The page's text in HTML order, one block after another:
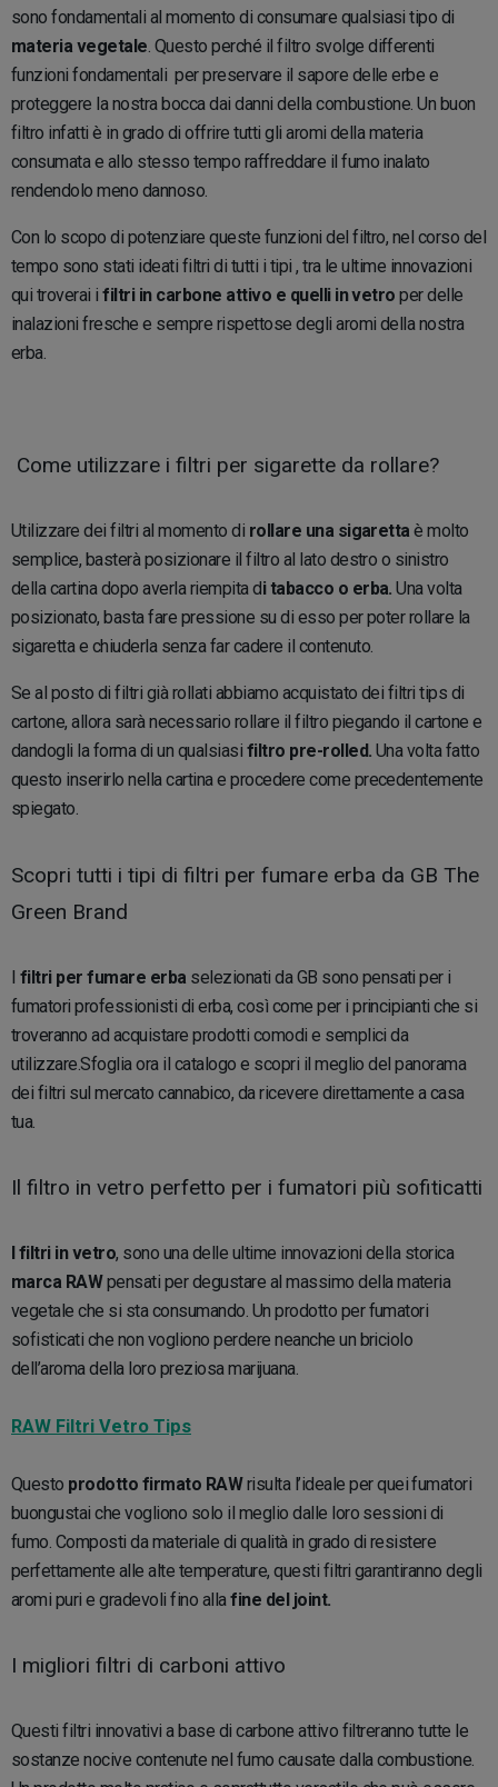
sono fondamentali al momento di consumare qualsiasi tipo di
materia vegetale. Questo perché il filtro svolge differenti
funzioni fondamentali per preservare il sapore delle erbe e
proteggere la nostra bocca dai danni della combustione. Un buon
filtro infatti è in grado di offrire tutti gli aromi della materia
consumata e allo stesso tempo raffreddare il fumo inalato
rendendolo meno dannoso.
Con lo scopo di potenziare queste funzioni del filtro, nel corso del
tempo sono stati ideati filtri di tutti i tipi , tra le ultime innovazioni
qui troverai i filtri in carbone attivo e quelli in vetro per delle
inalazioni fresche e sempre rispettose degli aromi della nostra
erba.
Come utilizzare i filtri per sigarette da rollare?
Utilizzare dei filtri al momento di rollare una sigaretta è molto
semplice, basterà posizionare il filtro al lato destro o sinistro
della cartina dopo averla riempita di tabacco o erba. Una volta
posizionato, basta fare pressione su di esso per poter rollare la
sigaretta e chiuderla senza far cadere il contenuto.
Se al posto di filtri già rollati abbiamo acquistato dei filtri tips di
cartone, allora sarà necessario rollare il filtro piegando il cartone e
dandogli la forma di un qualsiasi filtro pre-rolled. Una volta fatto
questo inserirlo nella cartina e procedere come precedentemente
spiegato.
Scopri tutti i tipi di filtri per fumare erba da GB The
Green Brand
I filtri per fumare erba selezionati da GB sono pensati per i
fumatori professionisti di erba, così come per i principianti che si
troveranno ad acquistare prodotti comodi e semplici da
utilizzare.Sfoglia ora il catalogo e scopri il meglio del panorama
dei filtri sul mercato cannabico, da ricevere direttamente a casa
tua.
Il filtro in vetro perfetto per i fumatori più sofiticatti
I filtri in vetro, sono una delle ultime innovazioni della storica
marca RAWpensati per degustare al massimo della materia
vegetale che si sta consumando. Un prodotto per fumatori
sofisticati che non vogliono perdere neanche un briciolo
dell’aroma della loro preziosa marijuana.
RAW Filtri Vetro Tips
Questo prodotto firmato RAWrisulta l’ideale per quei fumatori
buongustai che vogliono solo il meglio dalle loro sessioni di
fumo. Composti da materiale di qualità in grado di resistere
perfettamente alle alte temperature, questi filtri garantiranno degli
aromi puri e gradevoli fino allafine del joint.
I migliori filtri di carboni attivo
Questi filtri innovativi a base di carbone attivo filtreranno tutte le
sostanze nocive contenute nel fumo causate dalla combustione.